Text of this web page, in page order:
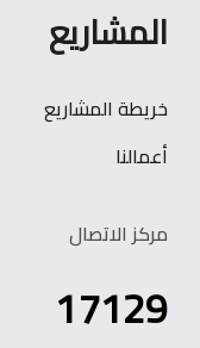
المشاريع
خريطة المشاريع
أعمالنا
مركز الاتصال
17129